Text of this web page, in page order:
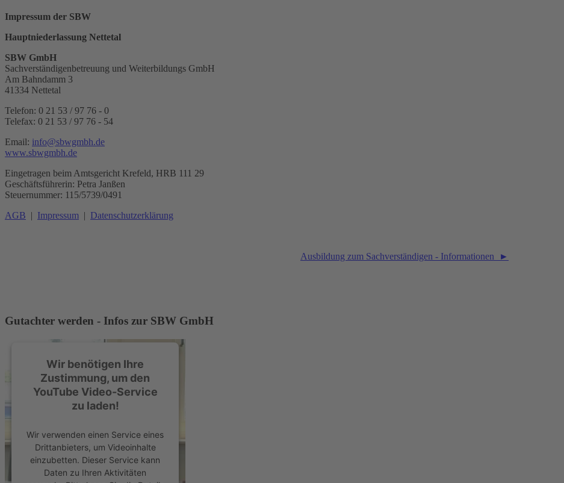
Impressum der SBW
Hauptniederlassung Nettetal
SBW GmbH
Sachverständigenbetreuung und Weiterbildungs GmbH
Am Bahndamm 3
41334 Nettetal
Telefon: 0 21 53 / 97 76 - 0
Telefax: 0 21 53 / 97 76 - 54
Email: info@sbwgmbh.de
www.sbwgmbh.de
Eingetragen beim Amtsgericht Krefeld, HRB 111 29
Geschäftsführerin: Petra Janßen
Steuernummer: 115/5739/0491
AGB | Impressum | Datenschutzerklärung
Ausbildung zum Sachverständigen - Informationen ►
Gutachter werden - Infos zur SBW GmbH
Wir benötigen Ihre
Zustimmung, um den
YouTube Video-Service
zu laden!
Wir verwenden einen Service eines
Drittanbieters, um Videoinhalte
einzubetten. Dieser Service kann
Daten zu Ihren Aktivitäten